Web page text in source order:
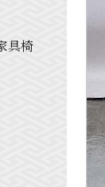
具椅